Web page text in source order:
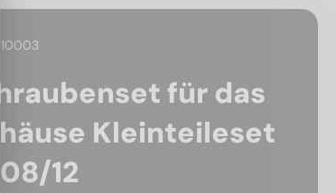
für das
Kleinteileset
12